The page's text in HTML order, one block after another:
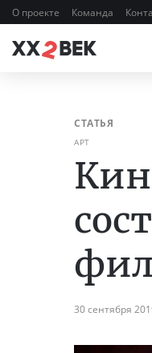
О проекте Команда
СТАТЬЯ
АРТ
30 сентября